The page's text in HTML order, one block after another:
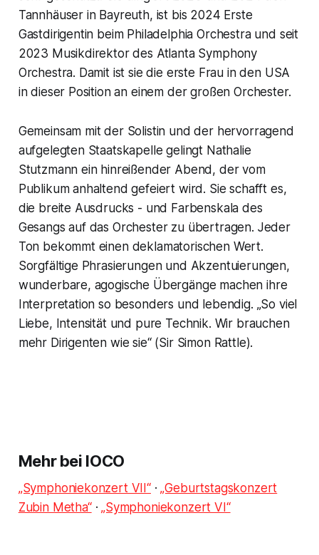
Tannhäuser in Bayreuth, ist bis 2024 Erste
Gastdirigentin beim Philadelphia Orchestra und seit
2023 Musikdirektor des Atlanta Symphony
Orchestra. Damit ist sie die erste Frau in den USA
in dieser Position an einem der großen Orchester.
Gemeinsam mit der Solistin und der hervorragend
aufgelegten Staatskapelle gelingt Nathalie
Stutzmann ein hinreißender Abend, der vom
Publikum anhaltend gefeiert wird. Sie schafft es,
die breite Ausdrucks - und Farbenskala des
Gesangs auf das Orchester zu übertragen. Jeder
Ton bekommt einen deklamatorischen Wert.
Sorgfältige Phrasierungen und Akzentuierungen,
wunderbare, agogische Übergänge machen ihre
Interpretation so besonders und lebendig. „So viel
Liebe, Intensität und pure Technik. Wir brauchen
mehr Dirigenten wie sie“ (Sir Simon Rattle).
Mehr bei IOCO
„Symphoniekonzert VII“·„Geburtstagskonzert
Zubin Metha“·„Symphoniekonzert VI“